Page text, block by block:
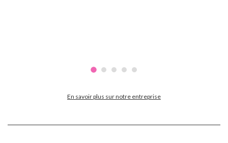
En savoir plus sur notre entreprise